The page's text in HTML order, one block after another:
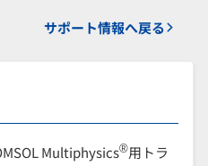
サポート情報へ戻る
Multiphysics®用トラ